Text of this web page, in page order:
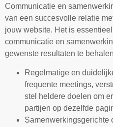
Communicatie en
van een succesvolle relatie
jouw website. Het is
communicatie en
gewenste resultaten te
Regelmatige en
frequente meetings,
stel heldere doelen om
partijen op dezelfde
Samenwerkingsgerichte